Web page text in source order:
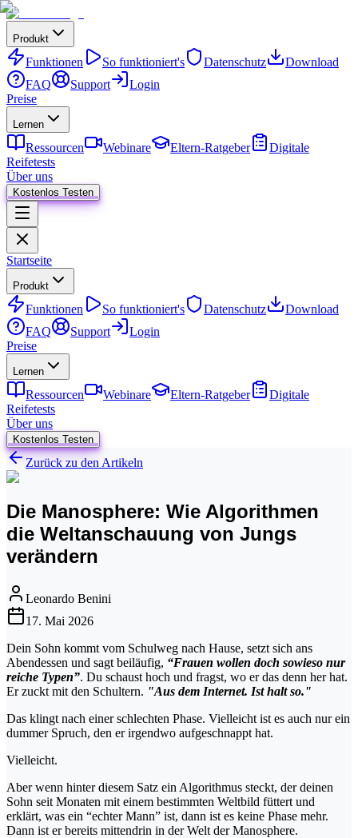
Produkt
Funktionen So funktioniert's Datenschutz
Download
FAQ
Support
Login
Preise
Lernen
Ressourcen Webinare Eltern-Ratgeber
Digitale
Reifetests
Über uns
Kostenlos Testen
Startseite
Produkt
Funktionen So funktioniert's Datenschutz
Download
FAQ
Support
Login
Preise
Lernen
Ressourcen Webinare Eltern-Ratgeber
Digitale
Reifetests
Über uns
Kostenlos Testen
Zurück zu den Artikeln
Die Manosphere: Wie Algorithmen
die Weltanschauung von Jungs
verändern
Leonardo Benini
17. Mai 2026
Dein Sohn kommt vom Schulweg nach Hause, setzt sich ans
Abendessen und sagt beiläufig, “Frauen wollen doch sowieso nur
reiche Typen”. Du schaust hoch und fragst, wo er das denn her hat.
Er zuckt mit den Schultern. "Aus dem Internet. Ist halt so."
Das klingt nach einer schlechten Phase. Vielleicht ist es auch nur ein
dummer Spruch, den er irgendwo aufgeschnappt hat.
Vielleicht.
Aber wenn hinter diesem Satz ein Algorithmus steckt, der deinen
Sohn seit Monaten mit einem bestimmten Weltbild füttert und
erklärt, was ein “echter Mann” ist, dann ist es keine Phase mehr.
Dann ist er bereits mittendrin in der Welt der Manosphere.